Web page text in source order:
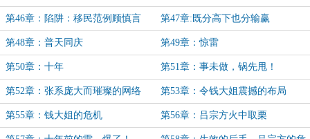
第46章：陷阱：移民范例顾慎言 第47章:既分高下也分输赢
第48章：普天同庆 第49章：惊雷
第50章：十年 第51章：事未做，锅先甩！
第52章：张系庞大而璀璨的网络 第53章：令钱大姐震撼的布局
第55章：钱大姐的危机 第56章：吕宗方火中取栗